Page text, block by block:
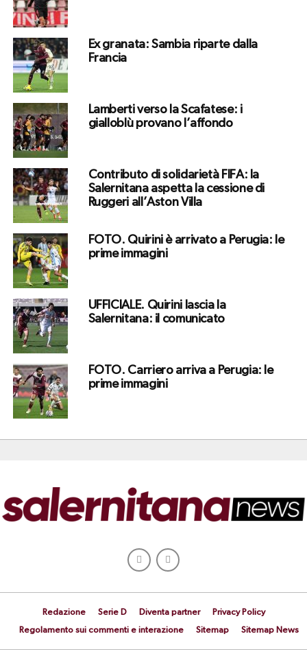
Ex granata: Sambia riparte dalla
Francia
Lamberti verso la Scafatese: i
gialloblù provano l’affondo
Contributo di solidarietà FIFA: la
Salernitana aspetta la cessione di
Ruggeri all’Aston Villa
FOTO. Quirini è arrivato a Perugia: le
prime immagini
UFFICIALE. Quirini lascia la
Salernitana: il comunicato
FOTO. Carriero arriva a Perugia: le
prime immagini
Redazione Serie D Diventa partner
Privacy Policy
Regolamento sui commenti e interazione
Sitemap Sitemap News